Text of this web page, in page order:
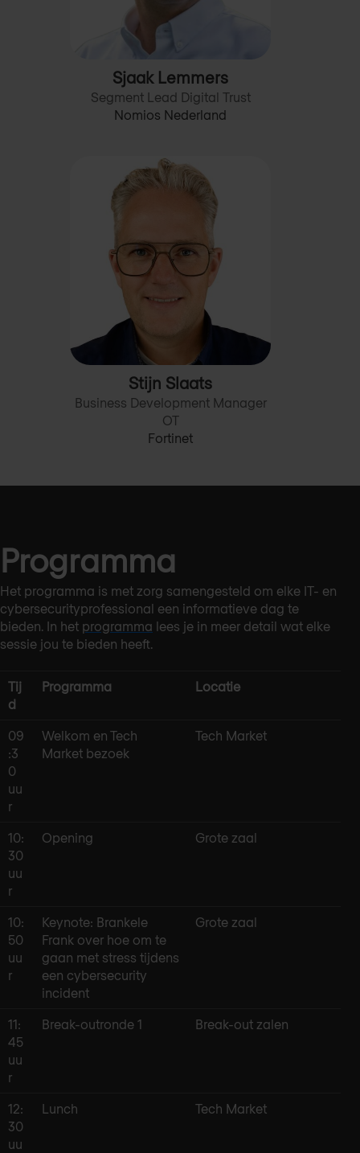
Sjaak Lemmers
Segment Lead Digital Trust
Nomios Nederland
Stijn Slaats
Business Development Manager
OT
Fortinet
Programma
Het programma is met zorg samengesteld om elke IT- en
cybersecurityprofessional een informatieve dag te
bieden. In het programma lees je in meer detail wat elke
sessie jou te bieden heeft.
Tij
d
Programma Locatie
09
:3
0
uu
r
Welkom en Tech
Market bezoek
Tech Market
10:
30
uu
r
Opening Grote zaal
10:
50
uu
r
Keynote: Brankele
Frank over hoe om te
gaan met stress tijdens
een cybersecurity
incident
Grote zaal
11:
45
uu
r
Break-outronde 1 Break-out zalen
12:
30
uu
Lunch Tech Market